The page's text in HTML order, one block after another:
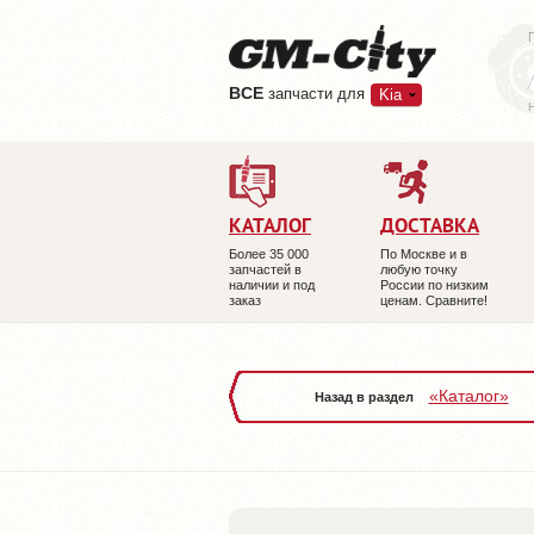
ВCE запчасти для Kia
КАТАЛОГ
Более 35 000
запчастей в
наличии и под
заказ
ДОСТАВКА
По Москве и в
любую точку
России по низким
ценам. Сравните!
Назад в раздел «Каталог»